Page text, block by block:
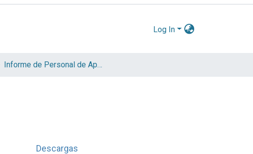
Log In
Informe de Personal de Apoyo
Descargas